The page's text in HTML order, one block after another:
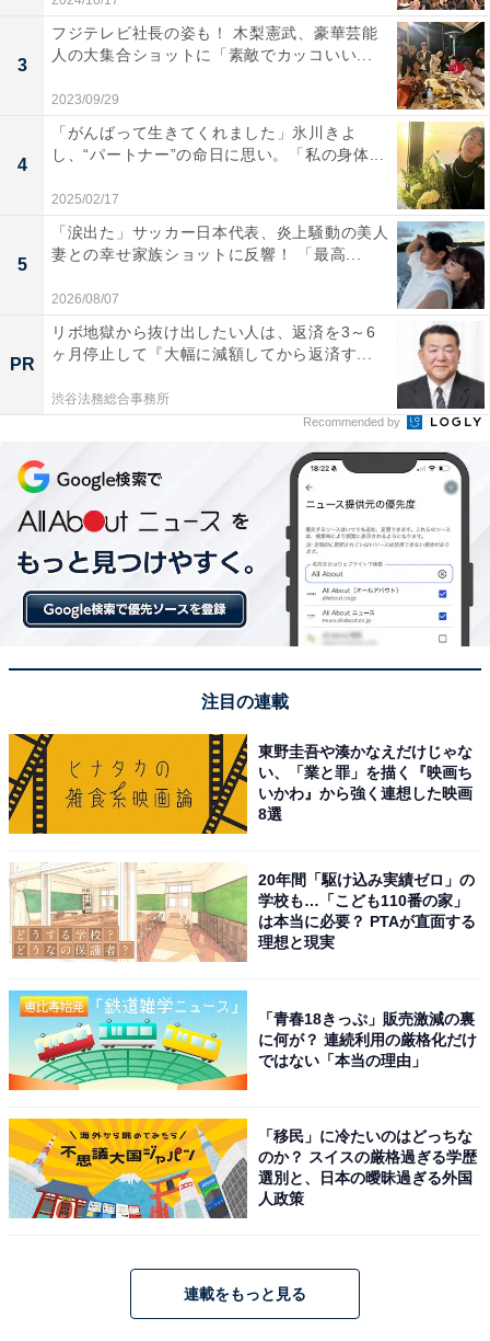
3
フジテレビ社長の姿も！ 木梨憲武、豪華芸能
人の大集合ショットに「素敵でカッコいい...
2023/09/29
4
「がんばって生きてくれました」氷川きよ
し、“パートナー”の命日に思い。「私の身体...
2025/02/17
5
「涙出た」サッカー日本代表、炎上騒動の美人
妻との幸せ家族ショットに反響！ 「最高...
2026/08/07
PR
リボ地獄から抜け出したい人は、返済を3～6
ヶ月停止して『大幅に減額してから返済す...
渋谷法務総合事務所
Recommended by
注目の連載
東野圭吾や湊かなえだけじゃな
い、「業と罪」を描く『映画ち
いかわ』から強く連想した映画
8選
20年間「駆け込み実績ゼロ」の
学校も…「こども110番の家」
は本当に必要？ PTAが直面する
理想と現実
「青春18きっぷ」販売激減の裏
に何が？ 連続利用の厳格化だけ
ではない「本当の理由」
「移民」に冷たいのはどっちな
のか？ スイスの厳格過ぎる学歴
選別と、日本の曖昧過ぎる外国
人政策
連載をもっと見る